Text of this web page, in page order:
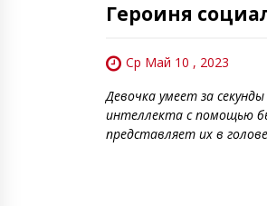
Героиня
Ср Май 10 , 2023
Девочка умеет за
интеллекта с помощью
представляет их в